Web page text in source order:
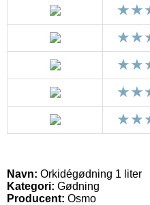
Navn: Orkidégødning 1 liter
Kategori: Gødning
Producent: Osmo